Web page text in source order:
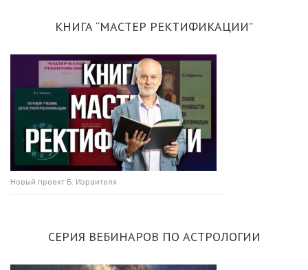
КНИГА “МАСТЕР РЕКТИФИКАЦИИ”
Новый проект Б. Израителя
СЕРИЯ ВЕБИНАРОВ ПО АСТРОЛОГИИ